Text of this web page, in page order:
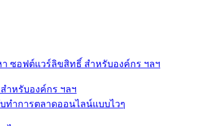
ำหรับองค์กร ฯลฯ